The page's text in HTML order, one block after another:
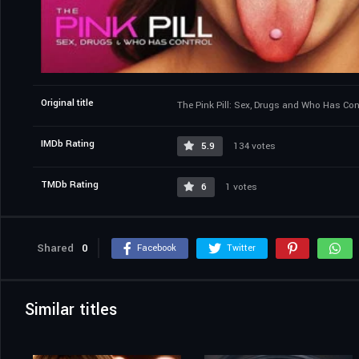
Original title The Pink Pill: Sex, Drugs and Who Has
IMDb Rating 5.9 134 votes
TMDb Rating 6 1 votes
Shared 0 Facebook Twitter
Similar titles